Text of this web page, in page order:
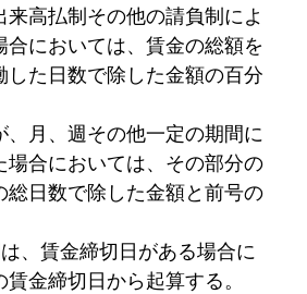
高払制その他の請負制によ
においては、賃金の総額を
した日数で除した金額の百分
、月、週その他一定の期間に
場合においては、その部分の
総日数で除した金額と前号の
、賃金締切日がある場合に
金締切日から起算する。